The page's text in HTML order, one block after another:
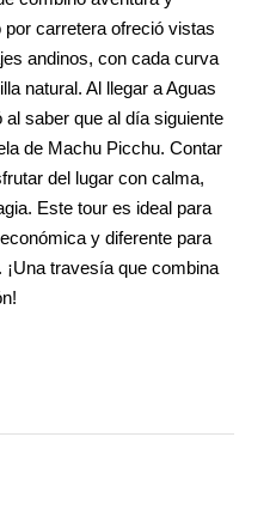
carretera ofreció vistas
andinos, con cada curva
natural. Al llegar a Aguas
saber que al día siguiente
de Machu Picchu. Contar
del lugar con calma,
Este tour es ideal para
y diferente para
travesía que combina